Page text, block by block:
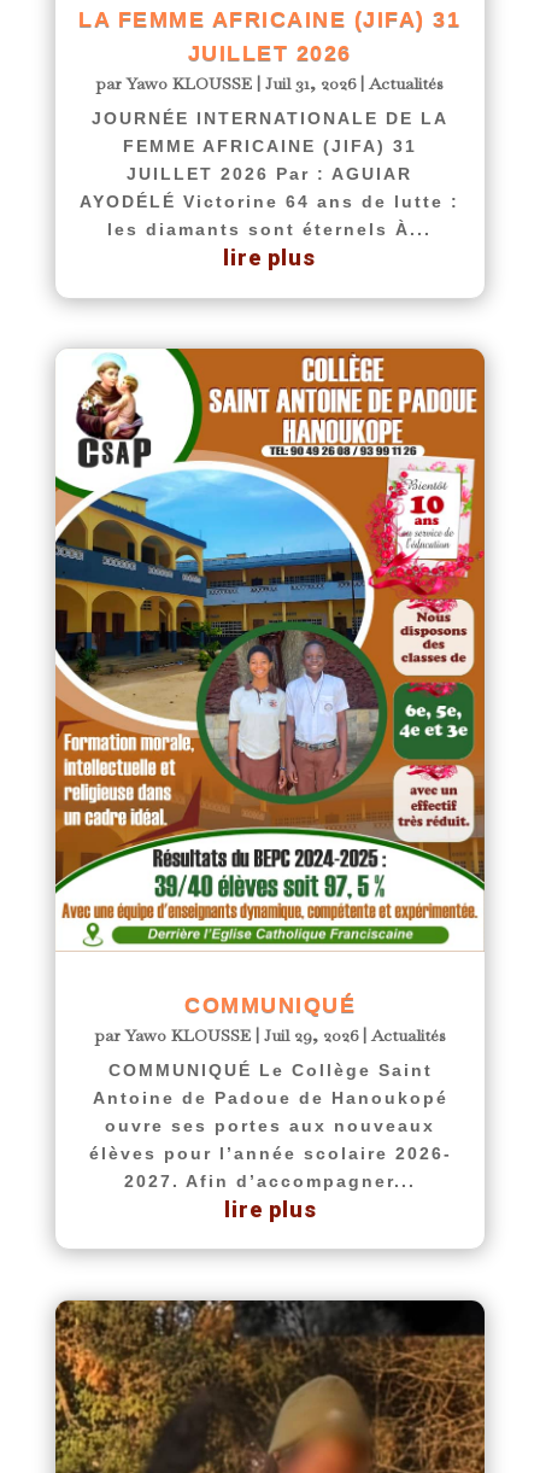
LA FEMME AFRICAINE (JIFA) 31
JUILLET 2026
parYawo KLOUSSE |Juil 31, 2026|Actualités
JOURNÉE INTERNATIONALE DE LA
FEMME AFRICAINE (JIFA) 31
JUILLET 2026 Par : AGUIAR
AYODÉLÉ Victorine 64 ans de lutte :
les diamants sont éternels À...
lire plus
COMMUNIQUÉ
parYawo KLOUSSE| Juil 29, 2026|Actualités
COMMUNIQUÉ Le Collège Saint
Antoine de Padoue de Hanoukopé
ouvre ses portes aux nouveaux
élèves pour l’année scolaire 2026-
2027. Afin d’accompagner...
lire plus